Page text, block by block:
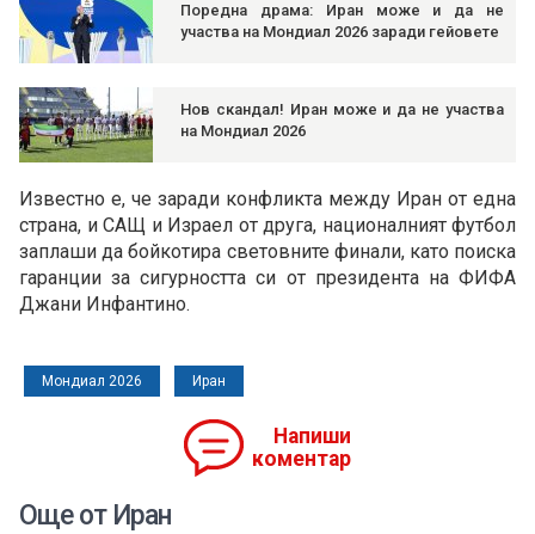
Поредна драма: Иран може и да не
участва на Мондиал 2026 заради гейовете
Нов скандал! Иран може и да не участва
на Мондиал 2026
Известно е, че заради конфликта между Иран от една
страна, и САЩ и Израел от друга, националният футбол
заплаши да бойкотира световните финали, като поиска
гаранции за сигурността си от президента на ФИФА
Джани Инфантино.
Мондиал 2026 Иран
Напиши
коментар
Още от Иран